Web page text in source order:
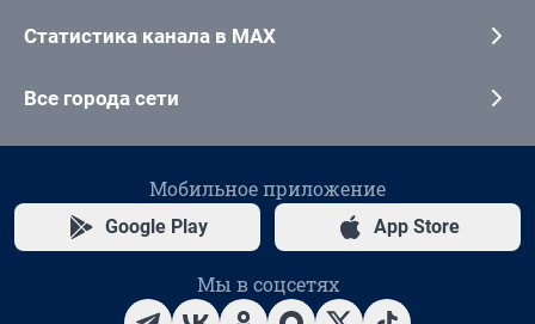
Статистика канала в MAX
Все города сети
Мобильное приложение
Google Play App Store
Мы в соцсетях